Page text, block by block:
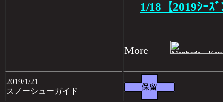
1/18【2019ｼｰｽ
More
2019/1/21
スノーシューガイド